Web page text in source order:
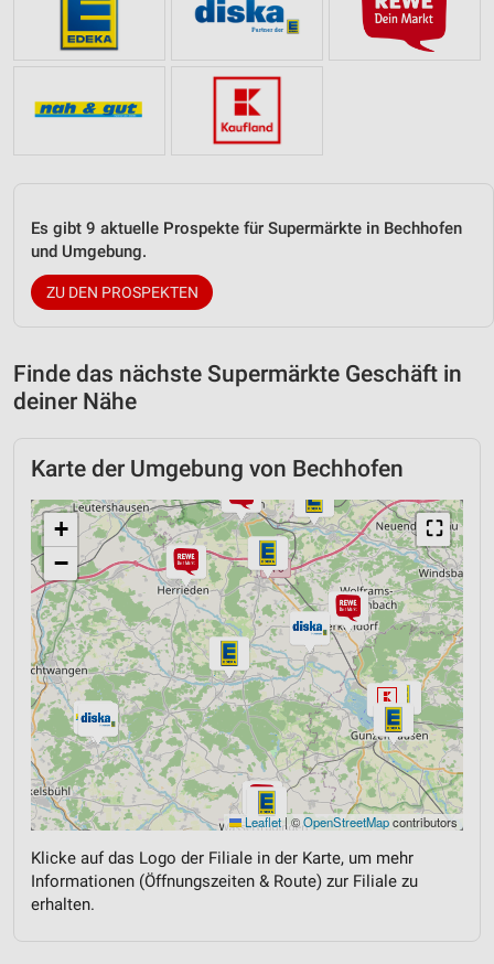
Es gibt 9 aktuelle Prospekte für Supermärkte in Bechhofen
und Umgebung.
ZU DEN PROSPEKTEN
Finde das nächste Supermärkte Geschäft in
deiner Nähe
Karte der Umgebung von Bechhofen
⛶
+
−
Leaflet|©OpenStreetMapcontributors
Klicke auf das Logo der Filiale in der Karte, um mehr
Informationen (Öffnungszeiten & Route) zur Filiale zu
erhalten.